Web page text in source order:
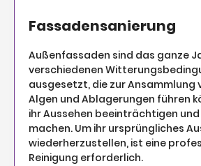
Fassadensanierung
Außenfassaden sind das ganze
verschiedenen
ausgesetzt, die zur Ansammlung
Algen und Ablagerungen führen
ihr Aussehen beeinträchtigen
machen. Um ihr ursprüngliches
wiederherzustellen, ist eine
Reinigung erforderlich.